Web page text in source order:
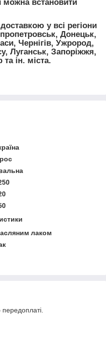
можна встановити
у всі регіони
Донецьк,
Чернігів, Ужрород,
Луганськ, Запоріжжя,
ін. міста.
лаком
передоплаті.